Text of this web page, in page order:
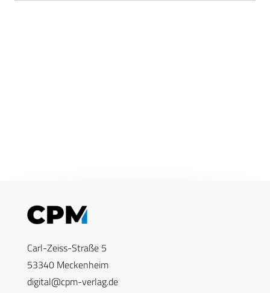
Carl-Zeiss-Straße 5
53340 Meckenheim
digital@cpm-verlag.de